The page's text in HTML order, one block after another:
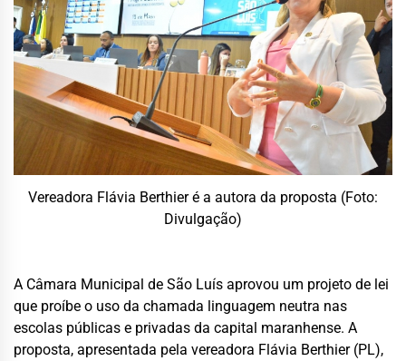
Vereadora Flávia Berthier é a autora da proposta (Foto:
Divulgação)
A Câmara Municipal de São Luís aprovou um projeto de lei
que proíbe o uso da chamada linguagem neutra nas
escolas públicas e privadas da capital maranhense. A
proposta, apresentada pela vereadora Flávia Berthier (PL),